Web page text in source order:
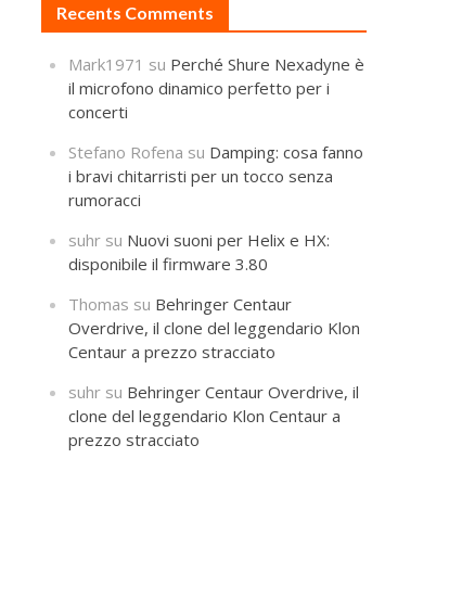
Recents Comments
Mark1971 su Perché Shure Nexadyne è
il microfono dinamico perfetto per i
concerti
Stefano Rofena su Damping: cosa fanno
i bravi chitarristi per un tocco senza
rumoracci
suhr su Nuovi suoni per Helix e HX:
disponibile il firmware 3.80
Thomas su Behringer Centaur
Overdrive, il clone del leggendario Klon
Centaur a prezzo stracciato
suhr su Behringer Centaur Overdrive, il
clone del leggendario Klon Centaur a
prezzo stracciato